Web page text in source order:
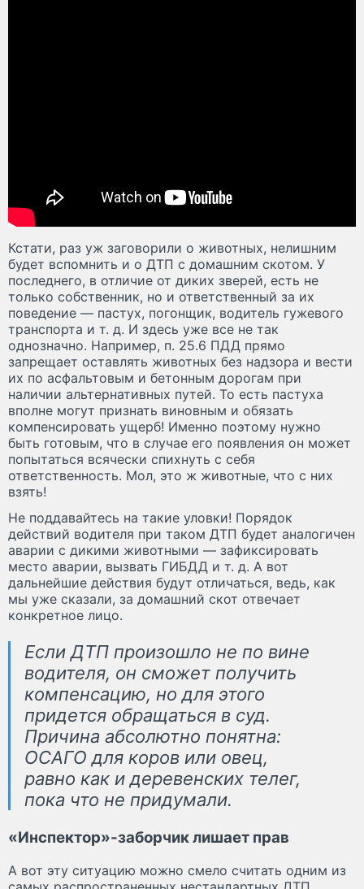
Кстати, раз уж заговорили о животных, нелишним
будет вспомнить и о ДТП с домашним скотом. У
последнего, в отличие от диких зверей, есть не
только собственник, но и ответственный за их
поведение — пастух, погонщик, водитель гужевого
транспорта и т. д. И здесь уже все не так
однозначно. Например, п. 25.6 ПДД прямо
запрещает оставлять животных без надзора и вести
их по асфальтовым и бетонным дорогам при
наличии альтернативных путей. То есть пастуха
вполне могут признать виновным и обязать
компенсировать ущерб! Именно поэтому нужно
быть готовым, что в случае его появления он может
попытаться всячески спихнуть с себя
ответственность. Мол, это ж животные, что с них
взять!
Не поддавайтесь на такие уловки! Порядок
действий водителя при таком ДТП будет аналогичен
аварии с дикими животными — зафиксировать
место аварии, вызвать ГИБДД и т. д. А вот
дальнейшие действия будут отличаться, ведь, как
мы уже сказали, за домашний скот отвечает
конкретное лицо.
Если ДТП произошло не по вине
водителя, он сможет получить
компенсацию, но для этого
придется обращаться в суд.
Причина абсолютно понятна:
ОСАГО для коров или овец,
равно как и деревенских телег,
пока что не придумали.
«Инспектор»-заборчик лишает прав
А вот эту ситуацию можно смело считать одним из